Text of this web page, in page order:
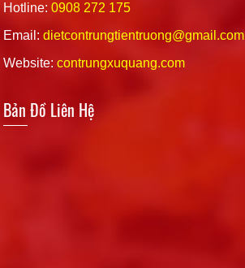
Hotline:0908 272 175
Email:dietcontrungtientruong@gmail.com
Website:contrungxuquang.com
Bản Đồ Liên Hệ